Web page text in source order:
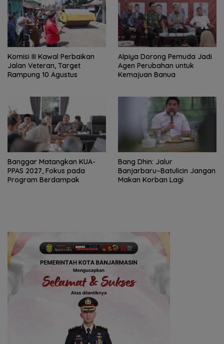
Komisi III Kawal Perbaikan
Jalan Veteran, Target
Rampung 10 Agustus
‎Alpiya Dorong Pemuda Jadi
Agen Perubahan untuk
Kemajuan Banua ‎
‎Banggar Matangkan KUA-
PPAS 2027, Fokus pada
Program Berdampak
Bang Dhin: Jalur
Banjarbaru–Batulicin Jangan
Makan Korban Lagi